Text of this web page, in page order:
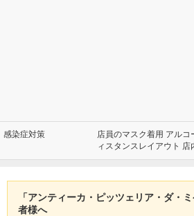
感染症対策
店員のマスク着用 アル
ィスタンスレイアウト 店
「アンティーカ・ピッツェリア・ダ・
者様へ